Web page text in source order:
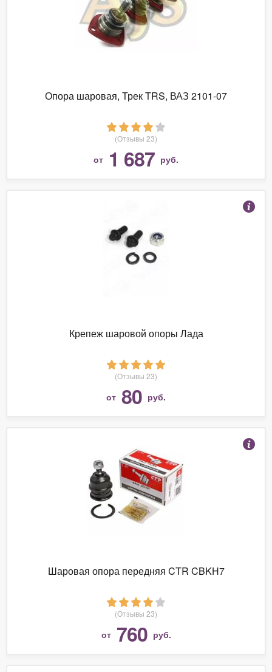
Опора шаровая, Трек TRS, ВАЗ 2101-07
(Отзывы 23)
от 1 687 руб.
Крепеж шаровой опоры Лада
(Отзывы 23)
от 80 руб.
Шаровая опора передняя CTR CBKH7
(Отзывы 23)
от 760 руб.